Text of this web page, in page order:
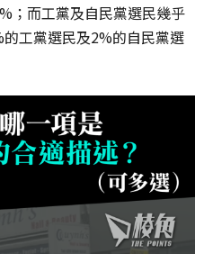
；而工黨及自民黨選民幾乎
工黨選民及2%的自民黨選